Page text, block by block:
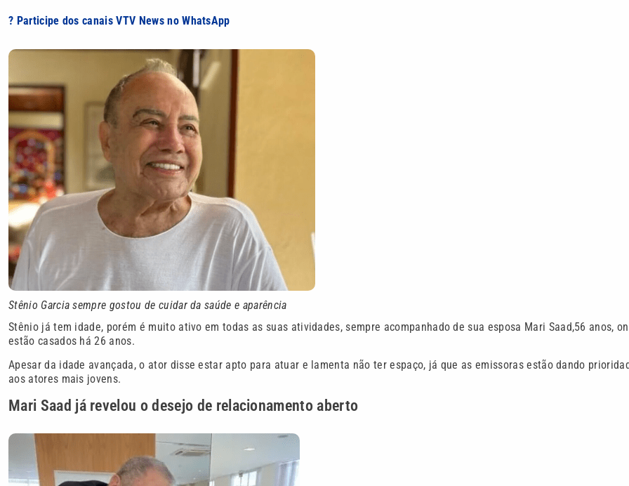
? Participe dos canais VTV News no WhatsApp
Stênio Garcia sempre gostou de cuidar da saúde e aparência
Stênio já tem idade, porém é muito ativo em todas as suas atividades, sempre acompanhado de sua esposa Mari Saad,56 anos,
estão casados há 26 anos.
Apesar da idade avançada, o ator disse estar apto para atuar e lamenta não ter espaço, já que as emissoras estão dando
aos atores mais jovens.
Mari Saad já revelou o desejo de relacionamento aberto